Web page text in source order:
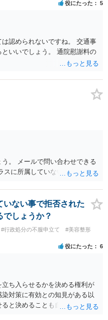
役にたった 5
認められないですね。 交通事
いいでしょう。 通院慰謝料の
。 メールで問い合わせできる
スに所属していないので。
いない事で拒否された
でしょうか？
#行政処分の不服申立て
#美容整形
役にたった 6
ち入らせるかを決める権利が
対策に有効との知見がある以
と決めることも自由であり、